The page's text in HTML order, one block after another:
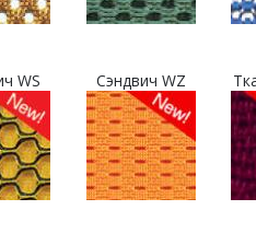
WS Сэндвич WZ